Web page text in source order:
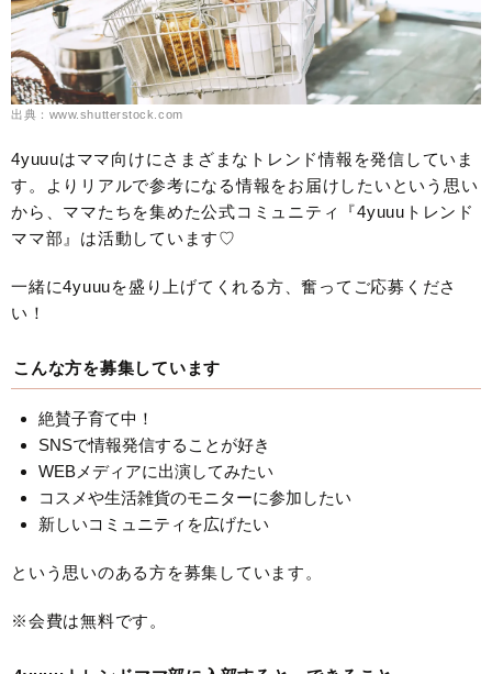
出典：www.shutterstock.com
4yuuuはママ向けにさまざまなトレンド情報を発信していま
す。よりリアルで参考になる情報をお届けしたいという思い
から、ママたちを集めた公式コミュニティ『4yuuuトレンド
ママ部』は活動しています♡
一緒に4yuuuを盛り上げてくれる方、奮ってご応募くださ
い！
こんな方を募集しています
絶賛子育て中！
SNSで情報発信することが好き
WEBメディアに出演してみたい
コスメや生活雑貨のモニターに参加したい
新しいコミュニティを広げたい
という思いのある方を募集しています。
※会費は無料です。